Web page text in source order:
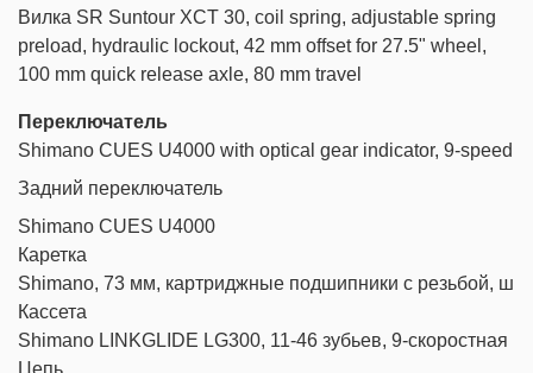
Вилка SR Suntour XCT 30, coil spring, adjustable spring
preload, hydraulic lockout, 42 mm offset for 27.5" wheel,
100 mm quick release axle, 80 mm travel
Переключатель
Shimano CUES U4000 with optical gear indicator, 9-speed
Задний переключатель
Shimano CUES U4000
Каретка
Shimano, 73 мм, картриджные подшипники с резьбой,
Кассета
Shimano LINKGLIDE LG300, 11-46 зубьев, 9-скоростная
Цепь